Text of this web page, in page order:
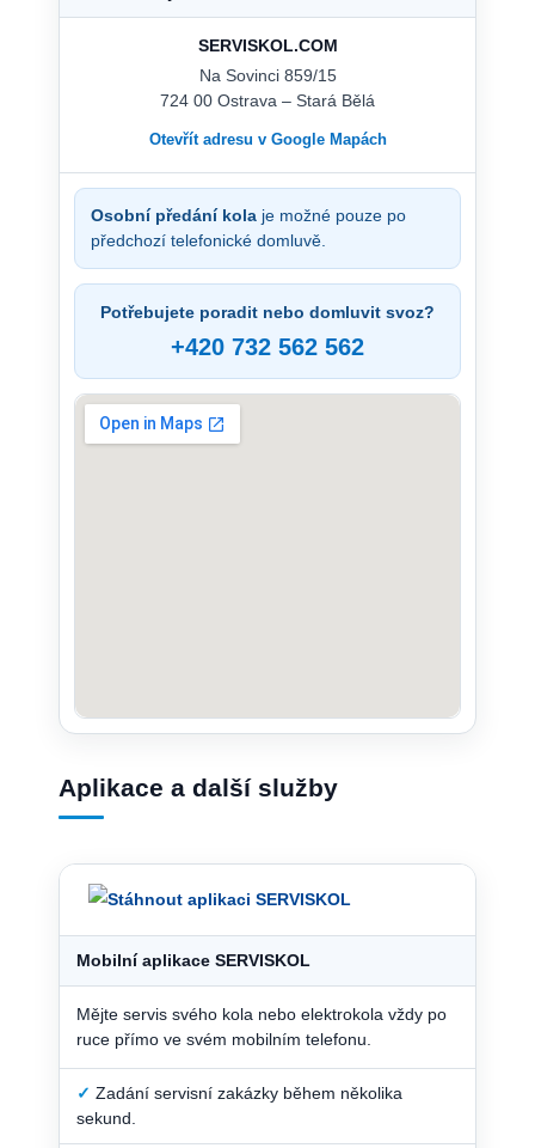
SERVISKOL.COM
Na Sovinci 859/15
724 00 Ostrava – Stará Bělá
Otevřít adresu v Google Mapách
Osobní předání kola je možné pouze po
předchozí telefonické domluvě.
Potřebujete poradit nebo domluvit svoz?
+420 732 562 562
Aplikace a další služby
Mobilní aplikace SERVISKOL
Mějte servis svého kola nebo elektrokola vždy po
ruce přímo ve svém mobilním telefonu.
✓ Zadání servisní zakázky během několika
sekund.